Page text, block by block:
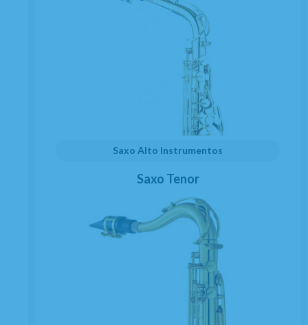
Saxo Alto Instrumentos
Saxo Tenor
Trabaja con nosotros
Condiciones generales de contratación
Política de cookies
Consentimiento envío publicidad
SERVICIO TÉCNICO AUTORIZADO